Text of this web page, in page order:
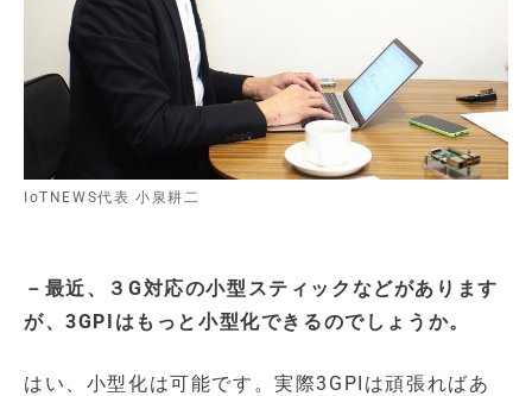
IoTNEWS代表 小泉耕二
－最近、３G対応の小型スティックなどがあります
が、3GPIはもっと小型化できるのでしょうか。
はい、小型化は可能です。実際3GPIは頑張ればあ